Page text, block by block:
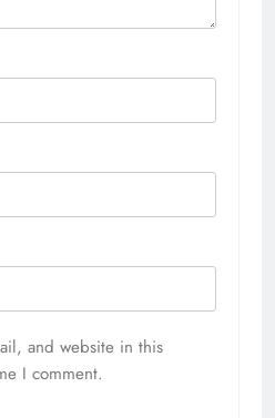
and website in this
I comment.